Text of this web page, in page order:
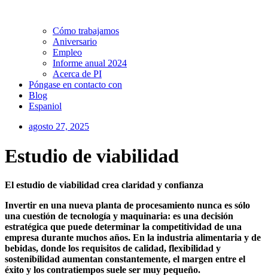
Cómo trabajamos
Aniversario
Empleo
Informe anual 2024
Acerca de PI
Póngase en contacto con
Blog
Espaniol
agosto 27, 2025
Estudio de viabilidad
El estudio de viabilidad crea claridad y confianza
Invertir en una nueva planta de procesamiento nunca es sólo
una cuestión de tecnología y maquinaria: es una decisión
estratégica que puede determinar la competitividad de una
empresa durante muchos años. En la industria alimentaria y de
bebidas, donde los requisitos de calidad, flexibilidad y
sostenibilidad aumentan constantemente, el margen entre el
éxito y los contratiempos suele ser muy pequeño.